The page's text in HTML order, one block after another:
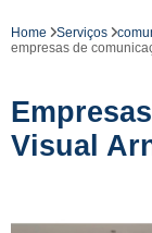
Home Serviços
empresas de
Visual